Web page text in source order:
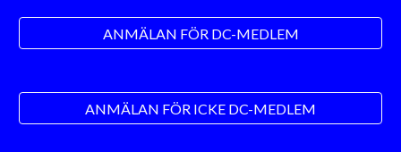
ANMÄLAN FÖR DC-MEDLEM
ANMÄLAN FÖR ICKE DC-MEDLEM